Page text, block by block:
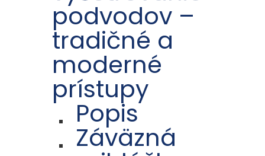
podvodov –
tradičné a
moderné
prístupy
Popis
Záväzná